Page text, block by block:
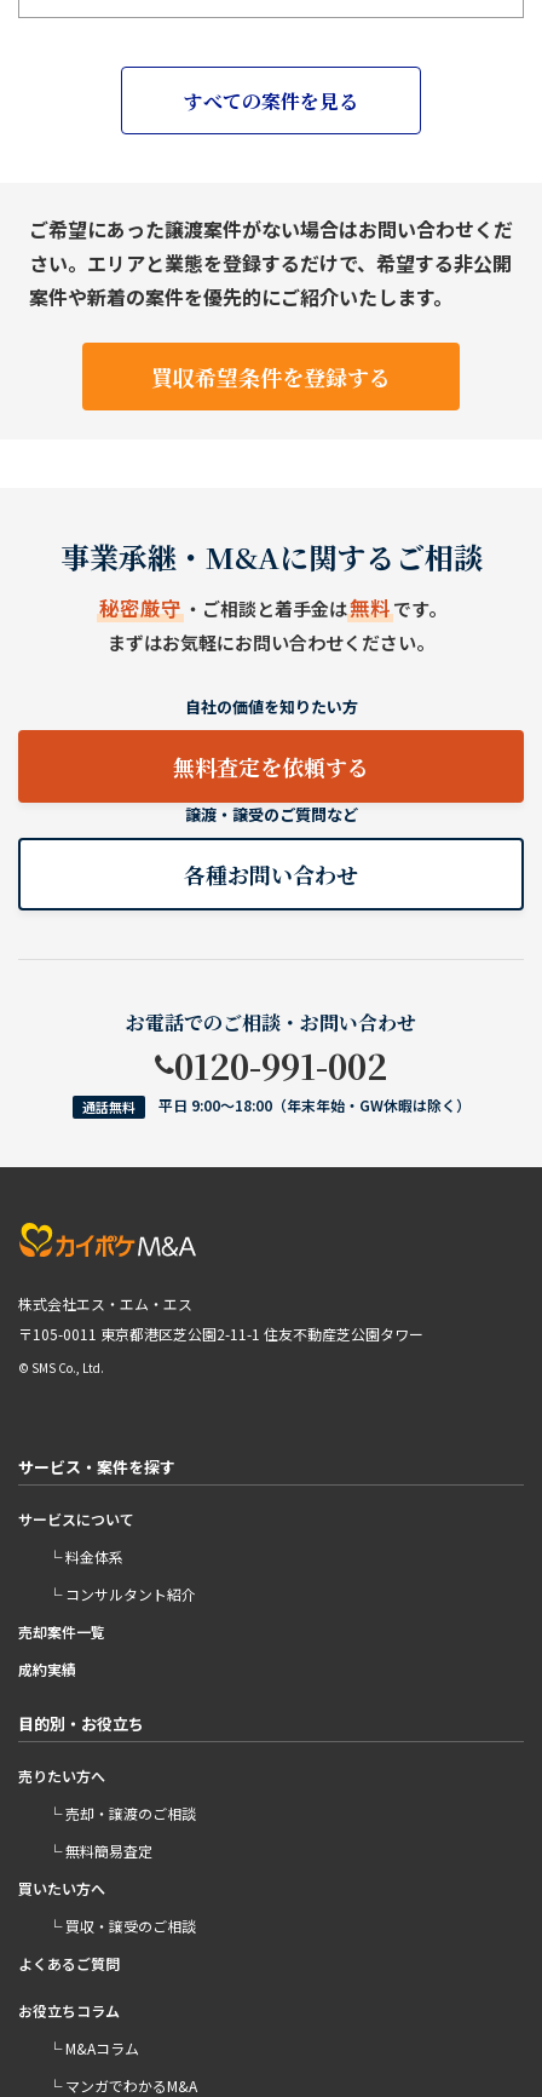
すべての案件を見る
ご希望にあった譲渡案件がない場合はお問い合わせくだ
さい。エリアと業態を登録するだけで、希望する非公開
案件や新着の案件を優先的にご紹介いたします。
買収希望条件を登録する
事業承継・M&Aに関するご相談
秘密厳守・ご相談と着手金は無料です。
まずはお気軽にお問い合わせください。
自社の価値を知りたい方
無料査定を依頼する
譲渡・譲受のご質問など
各種お問い合わせ
お電話でのご相談・お問い合わせ
0120-991-002
通話無料 平日 9:00〜18:00（年末年始・GW休暇は除く）
株式会社エス・エム・エス
〒105-0011 東京都港区芝公園2-11-1 住友不動産芝公園タワー
© SMS Co., Ltd.
サービス・案件を探す
サービスについて
└ 料金体系
└ コンサルタント紹介
売却案件一覧
成約実績
目的別・お役立ち
売りたい方へ
└ 売却・譲渡のご相談
└ 無料簡易査定
買いたい方へ
└ 買収・譲受のご相談
よくあるご質問
お役立ちコラム
└ M&Aコラム
└ マンガでわかるM&A